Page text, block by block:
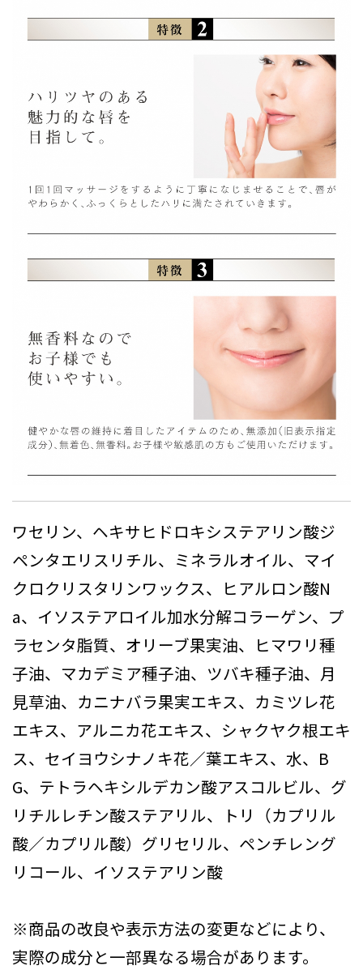
ワセリン、ヘキサヒドロキシステアリン酸ジ
ペンタエリスリチル、ミネラルオイル、マイ
クロクリスタリンワックス、ヒアルロン酸N
a、イソステアロイル加水分解コラーゲン、プ
ラセンタ脂質、オリーブ果実油、ヒマワリ種
子油、マカデミア種子油、ツバキ種子油、月
見草油、カニナバラ果実エキス、カミツレ花
エキス、アルニカ花エキス、シャクヤク根エキ
ス、セイヨウシナノキ花／葉エキス、水、B
G、テトラヘキシルデカン酸アスコルビル、グ
リチルレチン酸ステアリル、トリ（カプリル
酸／カプリル酸）グリセリル、ペンチレング
リコール、イソステアリン酸
※商品の改良や表示方法の変更などにより、
実際の成分と一部異なる場合があります。